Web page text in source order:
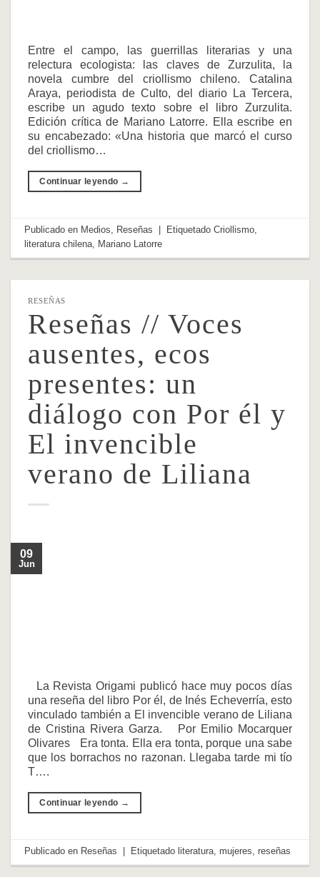
Entre el campo, las guerrillas literarias y una
relectura ecologista: las claves de Zurzulita, la
novela cumbre del criollismo chileno. Catalina
Araya, periodista de Culto, del diario La Tercera,
escribe un agudo texto sobre el libro Zurzulita.
Edición crítica de Mariano Latorre. Ella escribe en
su encabezado: «Una historia que marcó el curso
del criollismo…
Continuar leyendo →
Publicado en Medios, Reseñas EtiquetadoCriollismo,
literatura chilena, Mariano Latorre
RESEÑAS
Reseñas // Voces
ausentes, ecos
presentes: un
diálogo con Por él y
El invencible
verano de Liliana
09
Jun
La Revista Origami publicó hace muy pocos días
una reseña del libro Por él, de Inés Echeverría, esto
vinculado también a El invencible verano de Liliana
de Cristina Rivera Garza. Por Emilio Mocarquer
Olivares Era tonta. Ella era tonta, porque una sabe
que los borrachos no razonan. Llegaba tarde mi tío
T….
Continuar leyendo →
Publicado en Reseñas Etiquetado literatura mujeres ,reseñas